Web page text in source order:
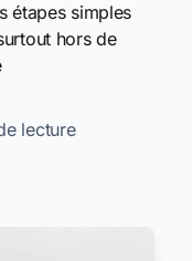
étapes simples
hors de
lecture